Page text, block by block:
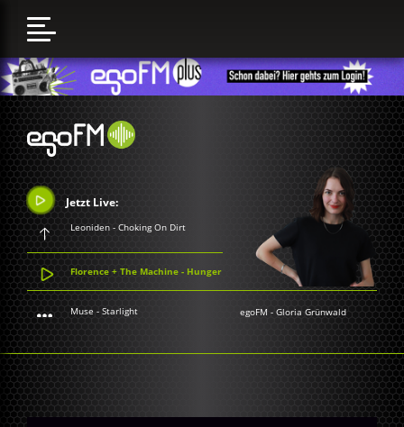
Jetzt Live:
Leoniden - Choking On Dirt
Florence + The Machine - Hunger
Muse - Starlight egoFM -Gloria Grünwald